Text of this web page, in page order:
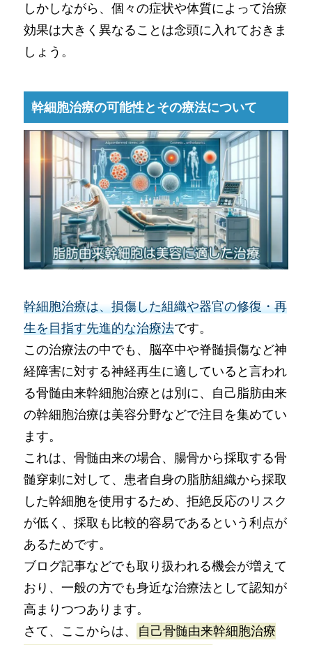
しかしながら、個々の症状や体質によって治療
効果は大きく異なることは念頭に入れておきま
しょう。
幹細胞治療の可能性とその療法について
幹細胞治療は、損傷した組織や器官の修復・再
生を目指す先進的な治療法です。
この治療法の中でも、脳卒中や脊髄損傷など神
経障害に対する神経再生に適していると言われ
る骨髄由来幹細胞治療とは別に、自己脂肪由来
の幹細胞治療は美容分野などで注目を集めてい
ます。
これは、骨髄由来の場合、腸骨から採取する骨
髄穿刺に対して、患者自身の脂肪組織から採取
した幹細胞を使用するため、拒絶反応のリスク
が低く、採取も比較的容易であるという利点が
あるためです。
ブログ記事などでも取り扱われる機会が増えて
おり、一般の方でも身近な治療法として認知が
高まりつつあります。
さて、ここからは、
自己骨髄由来幹細胞治療